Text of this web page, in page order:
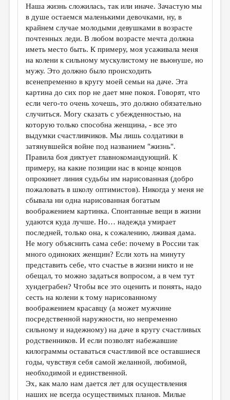
КОНКУРСЫ
ДЕТСКАЯ КОМНАТА
КНИЖНАЯ ПОЛКА
ОБЗОР ЛИТЕРАТУРЫ
СТРАНИЦЫ ПАМЯТИ
ОБЪЯВЛЕНИЯ
РЕДКОЛЛЕГИЯ
ОТ РЕДАКЦИИ
МАЛАЯ ПРОЗА
ЭССЕИСТИКА
ЛИТЕРАТУРОВЕДЕНИЕ
КУЛЬТУРОВЕДЕНИЕ
ПУБЛИЦИСТИКА
РЕЦЕНЗИРОВАНИЕ
ЦИКЛЫ ПУБЛИКАЦИЙ
ТРЕДИАКОВСКИЙ
МЕДИА
ВКОНТАКТЕ
Наша жизнь сложилась, так или иначе. Зачастую мы
в душе остаемся маленькими девочками, ну, в
крайнем случае молодыми девушками в возрасте
почтенных леди. В любом возрасте мечта должна
иметь место быть. К примеру, моя усаживала меня
на колени к сильному мускулистому не вьюнуше, но
мужу. Это должно было происходить
всенепременно в кругу моей семьи на даче. Эта
картина до сих пор не дает мне покоя. Говорят, что
если чего-то очень хочешь, это должно обязательно
случиться. Могу сказать с убежденностью, на
которую только способна женщина, - все это
выдумки счастливчиков. Мы лишь солдатики в
затянувшейся войне под названием "жизнь".
Правила боя диктует главнокомандующий. К
примеру, на какие позиции нас в конце концов
опрокинет линия судьбы им нарисованная (добро
пожаловать в школу оптимистов). Никогда у меня не
сбывала ни одна нарисованная богатым
воображением картинка. Спонтанные вещи в жизни
удаются куда лучше. Но… надежда умирает
последней, только она, к сожалению, лживая дама.
Не могу объяснить сама себе: почему в России так
много одиноких женщин? Если хоть на минуту
представить себе, что счастье в жизни никто и не
обещал, то можно задаться вопросом, а в чем тут
хундеграбен? Чтобы все это оценить и понять, надо
сесть на колени к тому нарисованному
воображением красавцу (а может мужчине
посредственной наружности, но непременно
сильному и надежному) на даче в кругу счастливых
родственников. И если позволят набежавшие
килограммы оставаться счастливой все оставшиеся
годы, чувствуя себя самой желанной, любимой,
необходимой и единственной.
Эх, как мало нам дается лет для осуществления
наших не всегда осуществимых планов. Милые